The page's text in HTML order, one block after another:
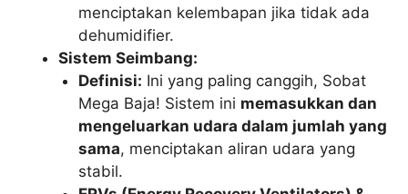
menciptakan kelembapan jika tidak ada
dehumidifier.
Sistem Seimbang:
Definisi: Ini yang paling canggih, Sobat
Mega Baja! Sistem ini memasukkan dan
mengeluarkan udara dalam jumlah yang
sama, menciptakan aliran udara yang
stabil.